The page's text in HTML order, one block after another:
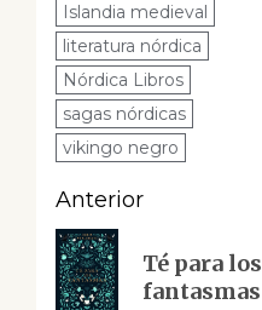
Islandia medieval
literatura nórdica
Nórdica Libros
sagas nórdicas
vikingo negro
Navegación
de
entradas
Anterior
Entrada
anterior:
Té para los
fantasmas